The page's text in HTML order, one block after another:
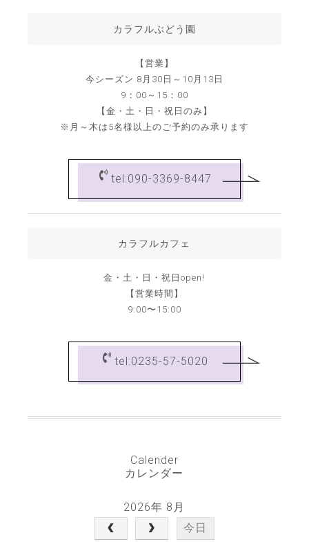
カラフルぶどう園
【営業】
今シーズン 8月30日～10月13日
9：00～15：00
【金・土・日・祝日のみ】
※月～木は5名様以上のご予約のみ承ります
tel:090-3369-8447
カラフルカフェ
金・土・日・祝日open!
【営業時間】
9:00〜15:00
tel:0235-57-5020
Calender
カレンダー
2026年 8月
今日